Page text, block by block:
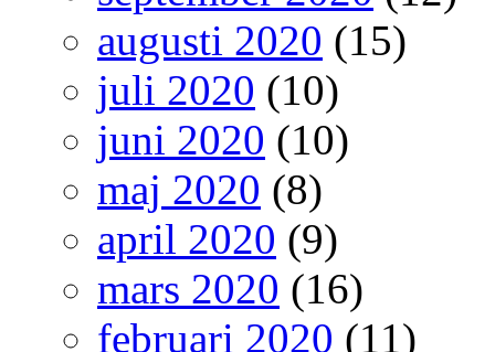
augusti 2020 (15)
juli 2020 (10)
juni 2020 (10)
maj 2020 (8)
april 2020 (9)
mars 2020 (16)
februari 2020 (11)